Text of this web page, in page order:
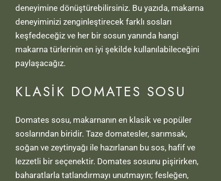
deneyimine dönüştürebilirsiniz. Bu yazıda, makarna
deneyiminizi zenginleştirecek farklı sosları
keşfedeceğiz ve her bir sosun yanında hangi
makarna türlerinin en iyi şekilde kullanılabileceğini
paylaşacağız.
KLASIK DOMATES SOSU
Domates sosu, makarnanın en klasik ve popüler
soslarından biridir. Taze domatesler, sarımsak,
soğan ve zeytinyağı ile hazırlanan bu sos, hafif ve
lezzetli bir seçenektir. Domates sosunu pişirirken,
baharatlarla tatlandırmayı unutmayın; fesleğen,